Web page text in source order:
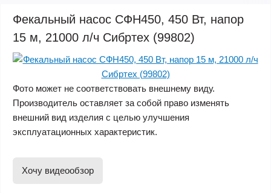
Фекальный насос СФН450, 450 Вт, напор
15 м, 21000 л/ч Сибртех (99802)
Фото может не соответствовать внешнему виду.
Производитель оставляет за собой право изменять
внешний вид изделия с целью улучшения
эксплуатационных характеристик.
Хочу видеообзор